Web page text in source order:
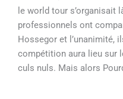
le world tour s’organisait
professionnels ont
Hossegor et l’unanimité,
compétition aura lieu sur
culs nuls. Mais alors